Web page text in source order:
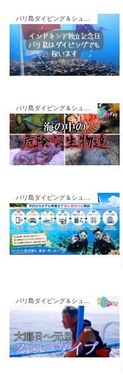
バリ島ダイビング＆シュノーケリング
バリ島ダイビング＆シュノーケリング